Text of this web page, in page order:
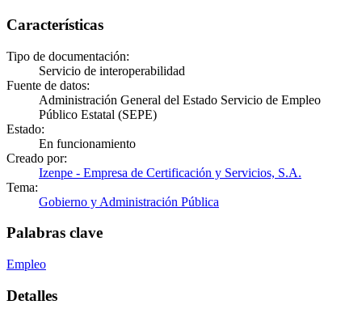
Características
Tipo de documentación:
Servicio de interoperabilidad
Fuente de datos:
Administración General del Estado Servicio de Empleo
Público Estatal (SEPE)
Estado:
En funcionamiento
Creado por:
Izenpe - Empresa de Certificación y Servicios, S.A.
Tema:
Gobierno y Administración Pública
Palabras clave
Empleo
Detalles